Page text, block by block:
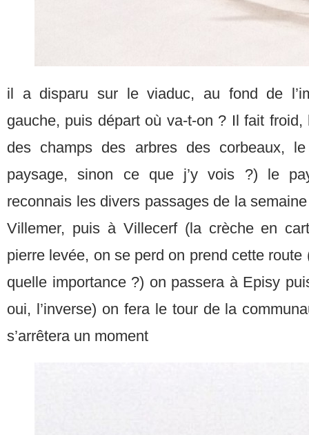
il a disparu sur le viaduc, au fond de
gauche, puis départ où va-t-on ? Il fait
des champs des arbres des corbeaux, le
paysage, sinon ce que j’y vois ?) le
reconnais les divers passages de la
Villemer, puis à Villecerf (la crèche en
pierre levée, on se perd on prend cette
quelle importance ?) on passera à Episy
oui, l’inverse) on fera le tour de la
s’arrêtera un moment